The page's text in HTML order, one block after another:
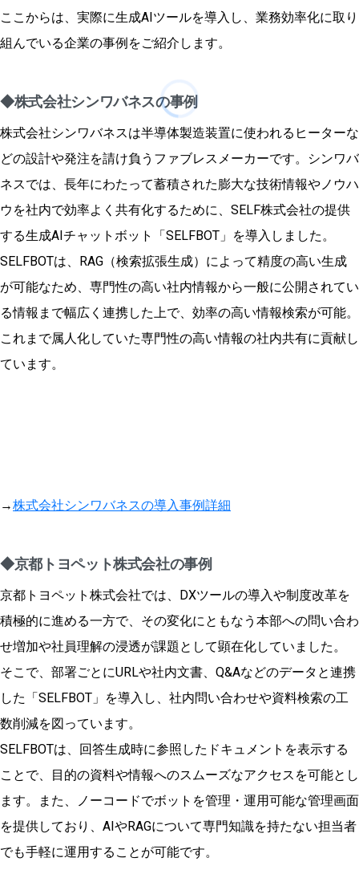
ここからは、実際に生成AIツールを導入し、業務効率化に取り
組んでいる企業の事例をご紹介します。
◆株式会社シンワバネスの事例
株式会社シンワバネスは半導体製造装置に使われるヒーターな
どの設計や発注を請け負うファブレスメーカーです。シンワバ
ネスでは、長年にわたって蓄積された膨大な技術情報やノウハ
ウを社内で効率よく共有化するために、SELF株式会社の提供
する生成AIチャットボット「SELFBOT」を導入しました。
SELFBOTは、RAG（検索拡張生成）によって精度の高い生成
が可能なため、専門性の高い社内情報から一般に公開されてい
る情報まで幅広く連携した上で、効率の高い情報検索が可能。
これまで属人化していた専門性の高い情報の社内共有に貢献し
ています。
→株式会社シンワバネスの導入事例詳細
◆京都トヨペット株式会社の事例
京都トヨペット株式会社では、DXツールの導入や制度改革を
積極的に進める一方で、その変化にともなう本部への問い合わ
せ増加や社員理解の浸透が課題として顕在化していました。
そこで、部署ごとにURLや社内文書、Q&Aなどのデータと連携
した「SELFBOT」を導入し、社内問い合わせや資料検索の工
数削減を図っています。
SELFBOTは、回答生成時に参照したドキュメントを表示する
ことで、目的の資料や情報へのスムーズなアクセスを可能とし
ます。また、ノーコードでボットを管理・運用可能な管理画面
を提供しており、AIやRAGについて専門知識を持たない担当者
でも手軽に運用することが可能です。